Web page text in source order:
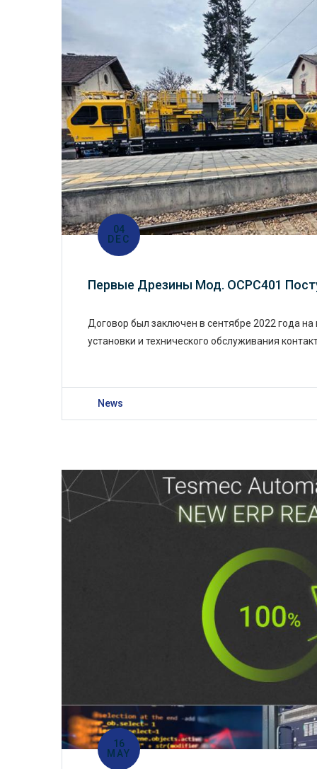
04
DEC
Первые Дрезины Мод. OCPC401
Договор был заключен в сентябре 2022 года на
установки и технического обслуживания
News
16
MAY